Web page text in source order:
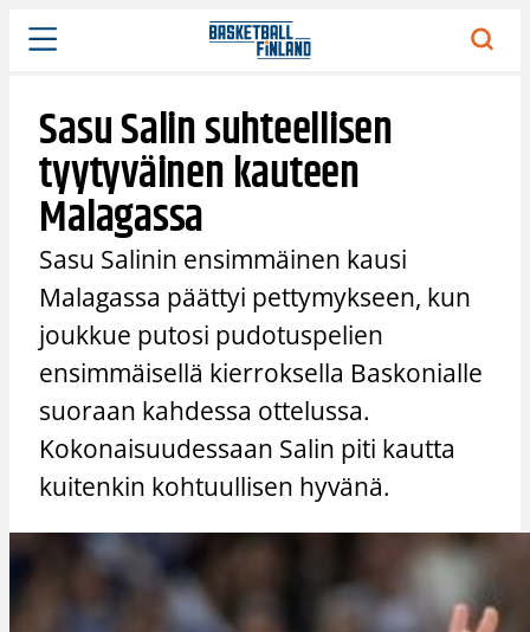
Siirry
sisältöön
Sasu Salin suhteellisen
tyytyväinen kauteen
Malagassa
Sasu Salinin ensimmäinen kausi
Malagassa päättyi pettymykseen, kun
joukkue putosi pudotuspelien
ensimmäisellä kierroksella Baskonialle
suoraan kahdessa ottelussa.
Kokonaisuudessaan Salin piti kautta
kuitenkin kohtuullisen hyvänä.